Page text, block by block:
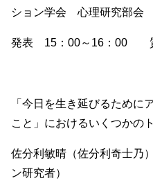
ション学会 心理研究部会
発表 15：00～16：00
「今日を生き延びるために
こと」におけるいくつかの
佐分利敏晴（佐分利奇士乃
ン研究者）